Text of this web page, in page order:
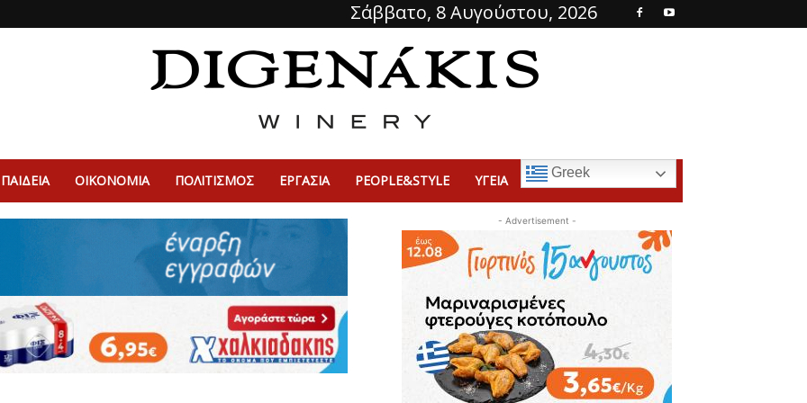
Σάββατο, 8 Αυγούστου, 2026
ΠΑΙΔΕΙΑ ΟΙΚΟΝΟΜΙΑ ΠΟΛΙΤΙΣΜΌΣ ΕΡΓΑΣΙΑ PEOPLE&STYLE ΥΓΕΙΑ Greek
- Advertisement -